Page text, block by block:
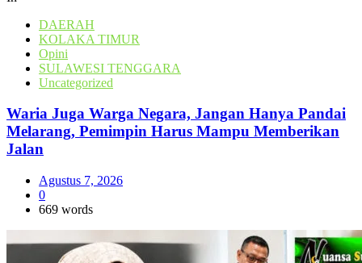
DAERAH
KOLAKA TIMUR
Opini
SULAWESI TENGGARA
Uncategorized
Waria Juga Warga Negara, Jangan Hanya Pandai
Melarang, Pemimpin Harus Mampu Memberikan
Jalan
Agustus 7, 2026
0
669 words